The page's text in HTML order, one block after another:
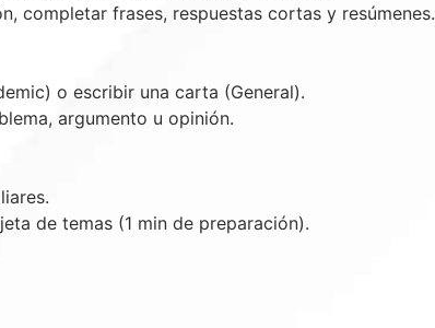
completar frases, respuestas cortas y resúmenes.
o escribir una carta (General).
argumento u opinión.
de temas (1 min de preparación).